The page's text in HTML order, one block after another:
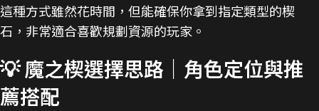
這種方式雖然花時間，但能確保你拿到指定類型的楔
石，非常適合喜歡規劃資源的玩家。
💡 魔之楔選擇思路｜角色定位與推
薦搭配